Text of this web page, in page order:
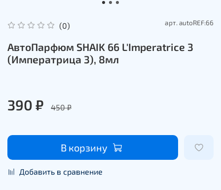
(0) арт. autoREF:66
АвтоПарфюм SHAIK 66 L'Imperatrice 3
(Императрица 3), 8мл
390 ₽ 450 ₽
В корзину
Добавить в сравнение